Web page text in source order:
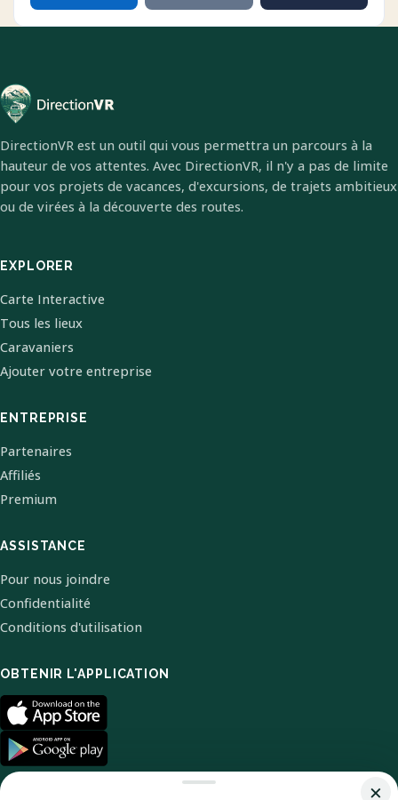
DirectionVR est un outil qui vous permettra un parcours à la
hauteur de vos attentes. Avec DirectionVR, il n'y a pas de limite
pour vos projets de vacances, d'excursions, de trajets ambitieux
ou de virées à la découverte des routes.
EXPLORER
Carte Interactive
Tous les lieux
Caravaniers
Ajouter votre entreprise
ENTREPRISE
Partenaires
Affiliés
Premium
ASSISTANCE
Pour nous joindre
Confidentialité
Conditions d'utilisation
OBTENIR L'APPLICATION
×